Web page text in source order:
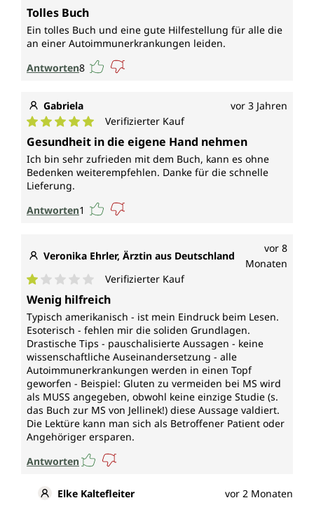
Durchschnittliche Bewertung von 5 von 5 Sternen
Tolles Buch
Ein tolles Buch und eine gute Hilfestellung für alle die
an einer Autoimmunerkrankungen leiden.
Antworten8
Gabriela vor 3 Jahren
Durchschnittliche Bewertung von 5 von 5 Sternen
Verifizierter Kauf
Gesundheit in die eigene Hand nehmen
Ich bin sehr zufrieden mit dem Buch, kann es ohne
Bedenken weiterempfehlen. Danke für die schnelle
Lieferung.
Antworten1
Veronika Ehrler, Ärztin aus Deutschland
vor 8
Monaten
Durchschnittliche Bewertung von 1 von 5 Sternen
Verifizierter Kauf
Wenig hilfreich
Typisch amerikanisch - ist mein Eindruck beim Lesen.
Esoterisch - fehlen mir die soliden Grundlagen.
Drastische Tips - pauschalisierte Aussagen - keine
wissenschaftliche Auseinandersetzung - alle
Autoimmunerkrankungen werden in einen Topf
geworfen - Beispiel: Gluten zu vermeiden bei MS wird
als MUSS angegeben, obwohl keine einzige Studie (s.
das Buch zur MS von Jellinek!) diese Aussage valdiert.
Die Lektüre kann man sich als Betroffener Patient oder
Angehöriger ersparen.
Antworten
Elke Kaltefleiter
vor 2 Monaten